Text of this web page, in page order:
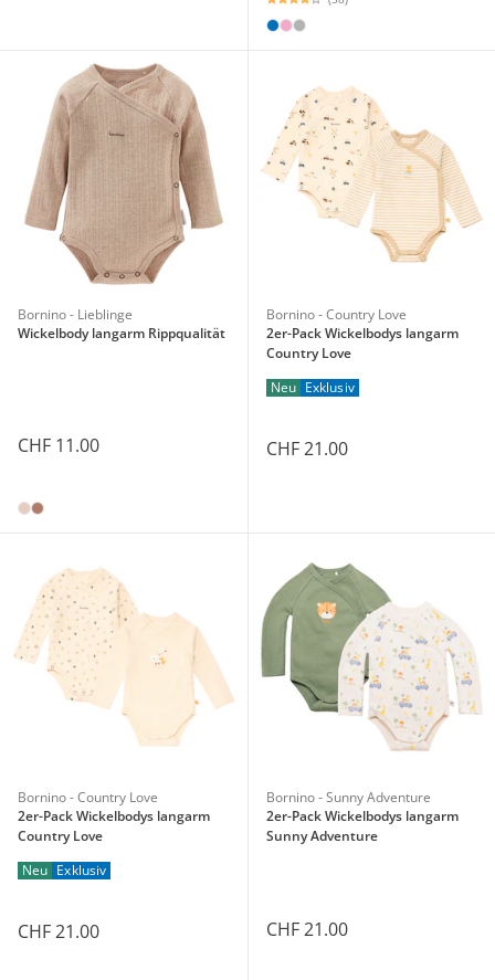
Bornino - Lieblinge
Wickelbody langarm Rippqualität
CHF 11.00
Bornino - Country Love
2er-Pack Wickelbodys langarm
Country Love
Neu Exklusiv
CHF 21.00
Bornino - Country Love
2er-Pack Wickelbodys langarm
Country Love
Neu Exklusiv
CHF 21.00
Bornino - Sunny Adventure
2er-Pack Wickelbodys langarm
Sunny Adventure
CHF 21.00